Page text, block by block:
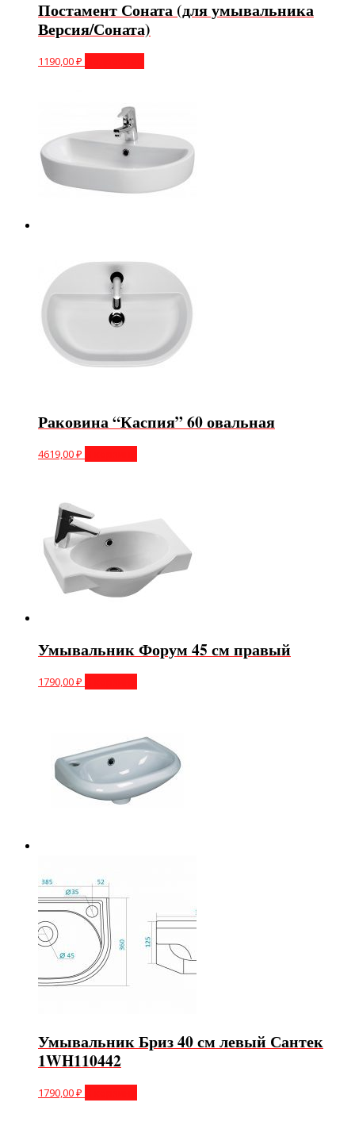
Постамент Соната (для умывальника
Версия/Соната)
1190,00₽
Раковина “Каспия” 60 овальная
4619,00₽
Умывальник Форум 45 см правый
1790,00₽
Умывальник Бриз 40 см левый Сантек
1WH110442
1790,00₽